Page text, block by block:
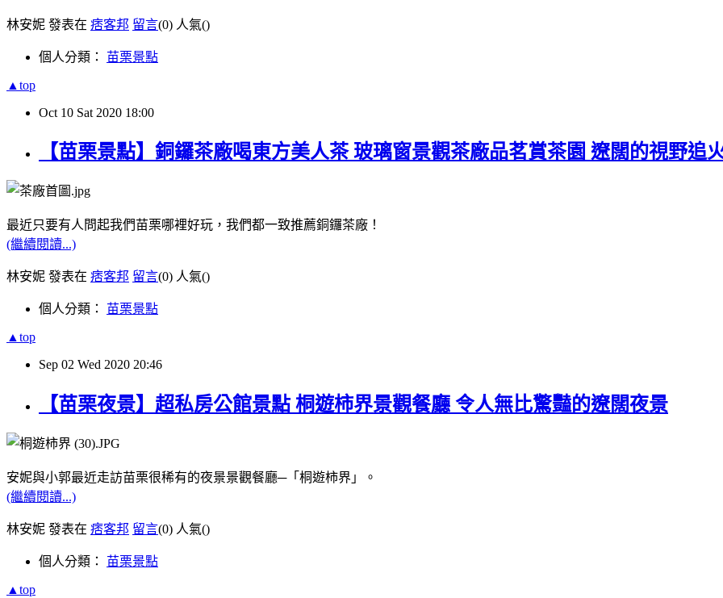
林安妮 發表在 痞客邦 留言(0) 人氣()
個人分類： 苗栗景點
▲top
Oct 10 Sat 2020 18:00
【苗栗景點】銅鑼茶廠喝東方美人茶 玻璃窗景觀茶廠品茗賞茶園 遼闊的視野追
最近只要有人問起我們苗栗哪裡好玩，我們都一致推薦銅鑼茶廠！
(繼續閱讀...)
林安妮 發表在 痞客邦 留言(0) 人氣()
個人分類： 苗栗景點
▲top
Sep 02 Wed 2020 20:46
【苗栗夜景】超私房公館景點 桐遊柿界景觀餐廳 令人無比驚豔的遼闊夜景
安妮與小郭最近走訪苗栗很稀有的夜景景觀餐廳─「桐遊柿界」。
(繼續閱讀...)
林安妮 發表在 痞客邦 留言(0) 人氣()
個人分類： 苗栗景點
▲top